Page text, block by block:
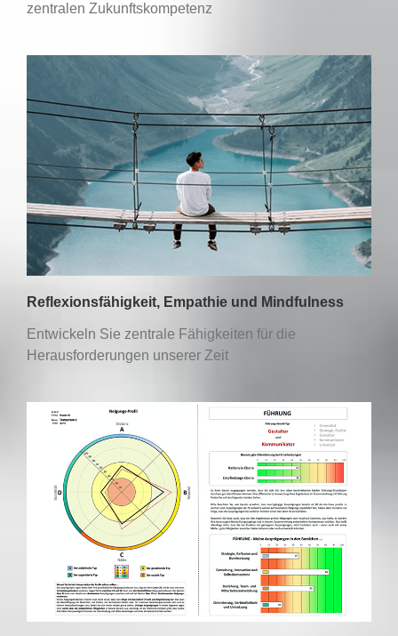
zentralen Zukunftskompetenz
Reflexionsfähigkeit, Empathie und Mindfulness
Entwickeln Sie zentrale Fähigkeiten für die
Herausforderungen unserer Zeit